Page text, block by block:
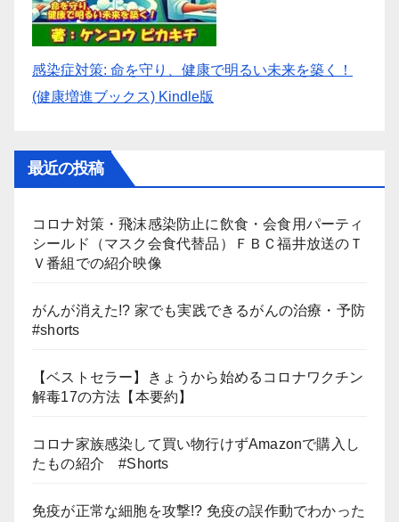
感染症対策: 命を守り、健康で明るい未来を築く！
(健康増進ブックス) Kindle版
最近の投稿
コロナ対策・飛沫感染防止に飲食・会食用パーティ
シールド（マスク会食代替品）ＦＢＣ福井放送のＴ
Ｖ番組での紹介映像
がんが消えた!? 家でも実践できるがんの治療・予防
#shorts
【ベストセラー】きょうから始めるコロナワクチン
解毒17の方法【本要約】
コロナ家族感染して買い物行けずAmazonで購入し
たもの紹介 #Shorts
免疫が正常な細胞を攻撃!? 免疫の誤作動でわかった